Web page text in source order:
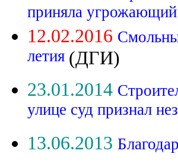
приняла
12.02.2016
летия (ДГИ)
23.01.2014
улице суд признал
13.06.2013